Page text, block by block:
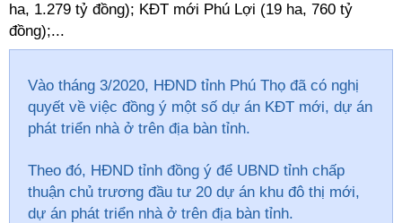
ha, 1.279 tỷ đồng); KĐT mới Phú Lợi (19 ha, 760 tỷ
đồng);...
Vào tháng 3/2020, HĐND tỉnh Phú Thọ đã có nghị
quyết về việc đồng ý một số dự án KĐT mới, dự án
phát triển nhà ở trên địa bàn tỉnh.
Theo đó, HĐND tỉnh đồng ý để UBND tỉnh chấp
thuận chủ trương đầu tư 20 dự án khu đô thị mới,
dự án phát triển nhà ở trên địa bàn tỉnh.